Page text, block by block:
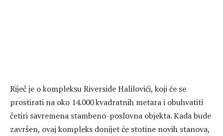
Riječ je o kompleksu Riverside Halilovići, koji će se
prostirati na oko 14.000 kvadratnih metara i obuhvatiti
četiri savremena stambeno-poslovna objekta. Kada bude
završen, ovaj kompleks donijet će stotine novih stanova,